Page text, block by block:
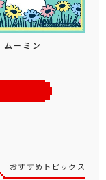
ムーミン
おすすめトピックス